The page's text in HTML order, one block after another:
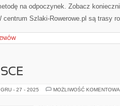
na odpoczynek. Zobacz
centrum Szlaki-Rowerowe.pl są trasy
GRU - 27 - 2025 MOŻLIWOŚĆ